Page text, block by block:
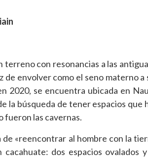
con resonancias a las
de envolver como el seno materno
2020, se encuentra ubicada en
la búsqueda de tener espacios que
fueron las cavernas.
de «reencontrar al hombre con la
dos espacios ovalados